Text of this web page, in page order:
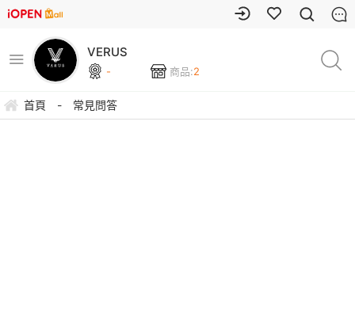
VERUS
- 商品:2
首頁 - 常見問答